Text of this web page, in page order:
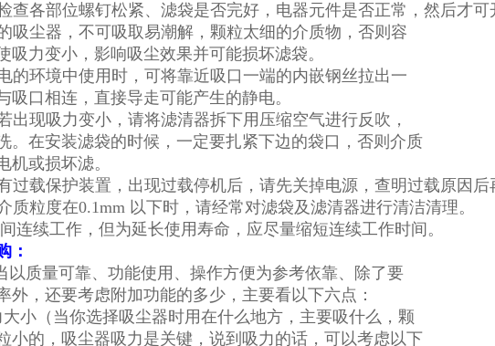
查各部位螺钉松紧、滤袋是否完好，电器元件是否正常，然后才可
吸尘器，不可吸取易潮解，颗粒太细的介质物，否则容
吸力变小，影响吸尘效果并可能损坏滤袋。
的环境中使用时，可将靠近吸口一端的内嵌钢丝拉出一
吸口相连，直接导走可能产生的静电。
出现吸力变小，请将滤清器拆下用压缩空气进行反吹，
。在安装滤袋的时候，一定要扎紧下边的袋口，否则介质
机或损坏滤。
过载保护装置，出现过载停机后，请先关掉电源，查明过载原因后
质粒度在0.1mm 以下时，请经常对滤袋及滤清器进行清洁清理。
连续工作，但为延长使用寿命，应尽量缩短连续工作时间。
：
以质量可靠、功能使用、操作方便为参考依靠、除了要
外，还要考虑附加功能的多少，主要看以下六点：
小（当你选择吸尘器时用在什么地方，主要吸什么，颗
小的，吸尘器吸力是关键，说到吸力的话，可以考虑以下